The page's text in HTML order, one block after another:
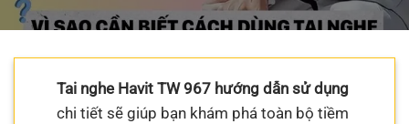
Tai nghe Havit TW 967 hướng dẫn sử dụng
chi tiết sẽ giúp bạn khám phá toàn bộ tiềm